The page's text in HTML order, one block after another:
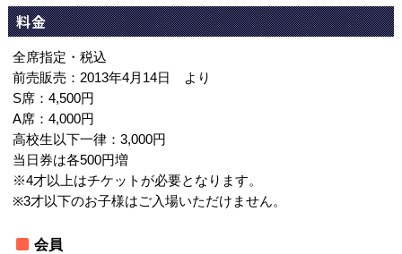
料金
全席指定・税込
前売販売：2013年4月14日 より
S席：4,500円
A席：4,000円
高校生以下一律：3,000円
当日券は各500円増
※4才以上はチケットが必要となります。
※3才以下のお子様はご入場いただけません。
会員